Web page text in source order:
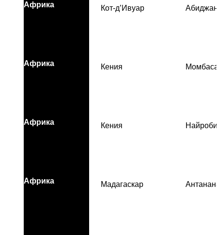
Африка Кот-д’Ивуар
Африка Кения
Африка Кения Найроби
Африка Мадагаскар